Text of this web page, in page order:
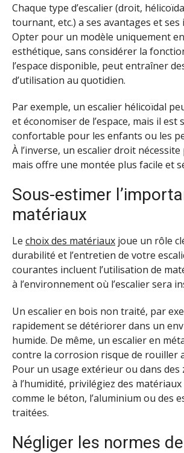
Chaque type d’escalier (droit,
tournant, etc.) a ses avantages et ses
Opter pour un modèle uniquement
esthétique, sans considérer la
l’espace disponible, peut entraîner
d’utilisation au quotidien.
Par exemple, un escalier hélicoïdal
et économiser de l’espace, mais il est
confortable pour les enfants ou les
À l’inverse, un escalier droit nécessite
mais offre une montée plus facile et
Sous-estimer
matériaux
Le choix des matériaux joue un rôle
durabilité et l’entretien de votre
courantes incluent l’utilisation de
à l’environnement où l’escalier sera
Un escalier en bois non traité, par
rapidement se détériorer dans un
humide. De même, un escalier en
contre la corrosion risque de rouiller
Pour un usage extérieur ou dans des
à l’humidité, privilégiez des
comme le béton, l’aluminium ou des
traitées.
Négliger les normes